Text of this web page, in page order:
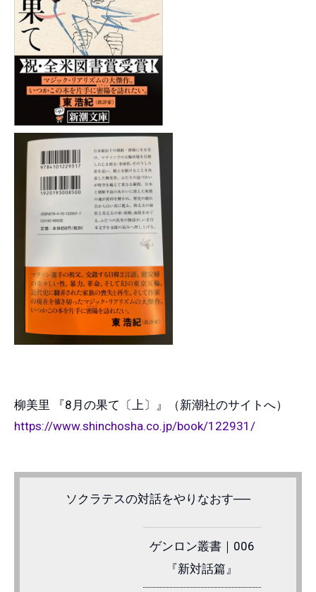
柳美里 『8月の果て〔上〕』（新潮社のサイトへ）
https://www.shinchosha.co.jp/book/122931/
ソクラテスの対話をやりなおす──
ゲンロン叢書｜006
『新対話篇』